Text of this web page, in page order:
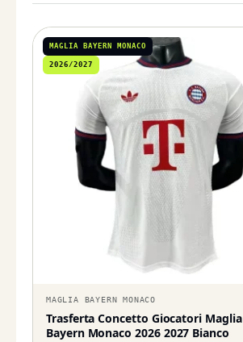
MAGLIA BAYERN MONACO
2026/2027
MAGLIA BAYERN MONACO
Trasferta Concetto Giocatori Maglia
Bayern Monaco 2026 2027 Bianco